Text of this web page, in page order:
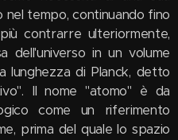
tempo, continuando fino
contrarre ulteriormente,
dell'universo in un volume
lunghezza di Planck, detto
Il nome "atomo" è da
come un riferimento
prima del quale lo spazio